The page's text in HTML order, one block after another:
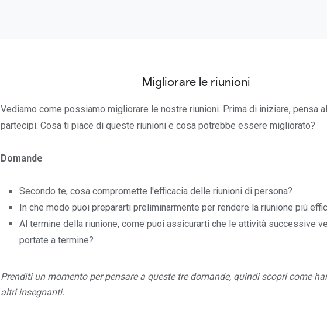
Migliorare le riunioni
Vediamo come possiamo migliorare le nostre riunioni. Prima di iniziare, pensa
partecipi. Cosa ti piace di queste riunioni e cosa potrebbe essere migliorato?
Domande
Secondo te, cosa compromette l'efficacia delle riunioni di persona?
In che modo puoi prepararti preliminarmente per rendere la riunione più
Al termine della riunione, come puoi assicurarti che le attività successive
portate a termine?
Prenditi un momento per pensare a queste tre domande, quindi scopri come
altri insegnanti.